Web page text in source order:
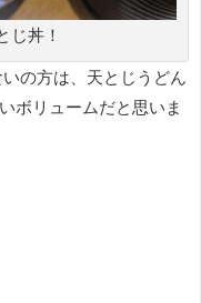
じ丼！
の方は、天とじうどん
ボリュームだと思いま